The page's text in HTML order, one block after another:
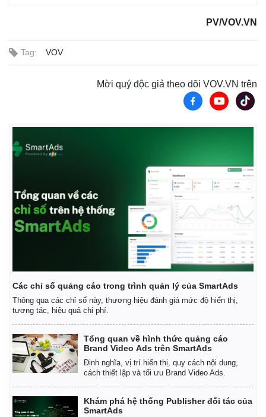
Thị trường
PV/VOV.VN
Tag: VOV
Mời quý độc giả theo dõi VOV.VN trên
Các chỉ số quảng cáo trong trình quản lý của SmartAds
Thông qua các chỉ số này, thương hiệu đánh giá mức độ hiển thị,
tương tác, hiệu quả chi phí.
Tổng quan về hình thức quảng cáo
Brand Video Ads trên SmartAds
Định nghĩa, vị trí hiển thị, quy cách nội dung,
cách thiết lập và tối ưu Brand Video Ads.
Khám phá hệ thống Publisher đối tác của
SmartAds